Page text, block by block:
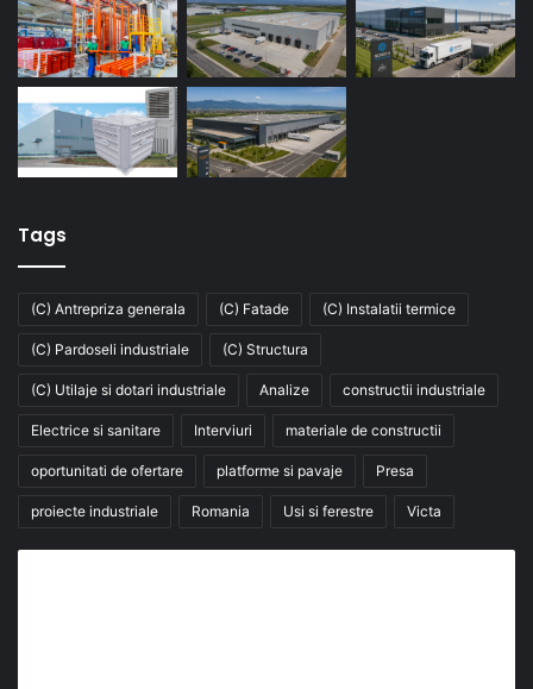
Tags
(C) Antrepriza generala (C) Fatade (C) Instalatii termice
(C) Pardoseli industriale (C) Structura
(C) Utilaje si dotari industriale Analize constructii industriale
Electrice si sanitare Interviuri materiale de constructii
oportunitati de ofertare platforme si pavaje Presa
proiecte industriale Romania Usi si ferestre Victa